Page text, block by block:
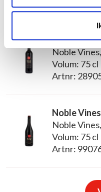
Noble
Volum: 75 cl
Artnr:
Noble
Noble
Volum: 75 cl
Artnr: